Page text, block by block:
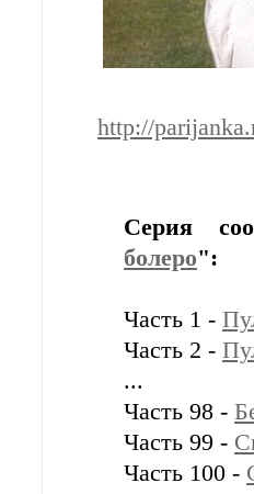
http://
Серия
болеро":
Часть 1 -
Часть 2 -
...
Часть 98 -
Часть 99 -
Часть 100 -